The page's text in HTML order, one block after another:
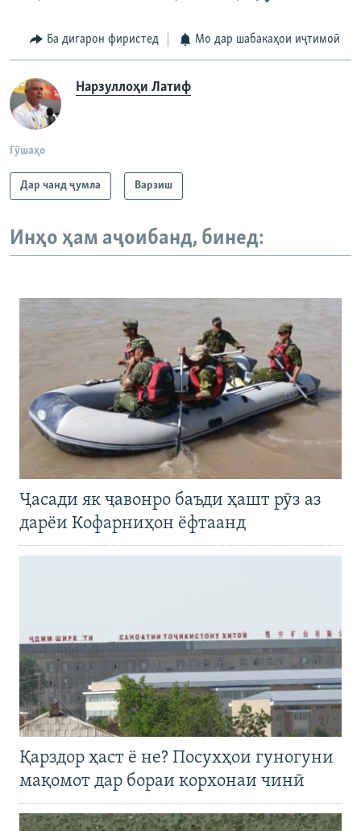
Ба дигарон фиристед Мо дар шабакаҳои иҷтимоӣ
Нарзуллоҳи Латиф
Гӯшаҳо
Дар чанд ҷумла Варзиш
Инҳо ҳам аҷоибанд, бинед:
Ҷасади як ҷавонро баъди ҳашт рӯз аз
дарёи Кофарниҳон ёфтаанд
Қарздор ҳаст ё не? Посухҳои гуногуни
мақомот дар бораи корхонаи чинӣ